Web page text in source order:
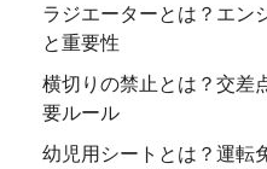
ラジエーターとは？エン
と重要性
横切りの禁止とは？交差
要ルール
幼児用シートとは？運転